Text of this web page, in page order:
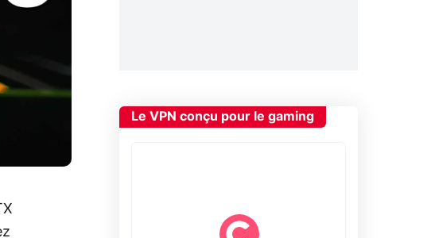
Le VPN conçu pour le gaming